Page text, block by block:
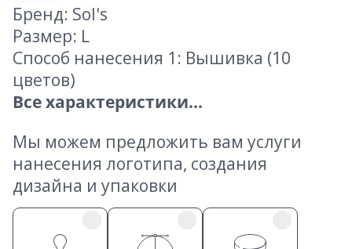
Бренд: Sol's
Размер: L
Способ нанесения 1: Вышивка (10
цветов)
Все характеристики...
Мы можем предложить вам услуги
нанесения логотипа, создания
дизайна и упаковки